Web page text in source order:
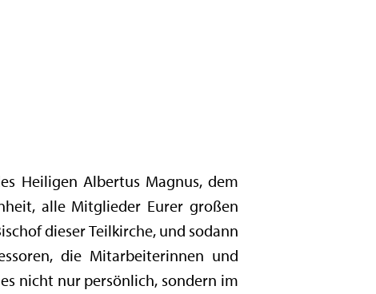
Heiligen Albertus Magnus, dem
alle Mitglieder Eurer großen
dieser Teilkirche, und sodann
die Mitarbeiterinnen und
nicht nur persönlich, sondern im